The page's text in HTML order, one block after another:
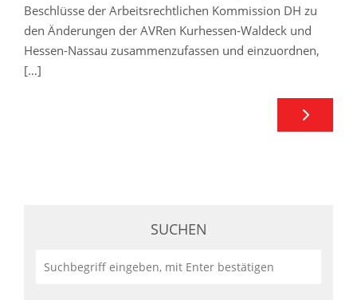
Beschlüsse der Arbeitsrechtlichen Kommission DH zu
den Änderungen der AVRen Kurhessen-Waldeck und
Hessen-Nassau zusammenzufassen und einzuordnen,
[…]
SUCHEN